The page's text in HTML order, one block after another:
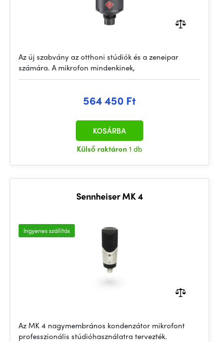
Az új szabvány az otthoni stúdiók és a zeneipar
számára. A mikrofon mindenkinek,
564 450 Ft
Külső raktáron 1 db
KOSÁRBA
Sennheiser MK 4
Ingyenes szállítás
Az MK 4 nagymembrános kondenzátor mikrofont
professzionális stúdióhasználatra tervezték.